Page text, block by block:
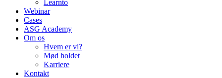
Learnto
Webinar
Cases
ASG Academy
Om os
Hvem er vi?
Mød holdet
Karriere
Kontakt